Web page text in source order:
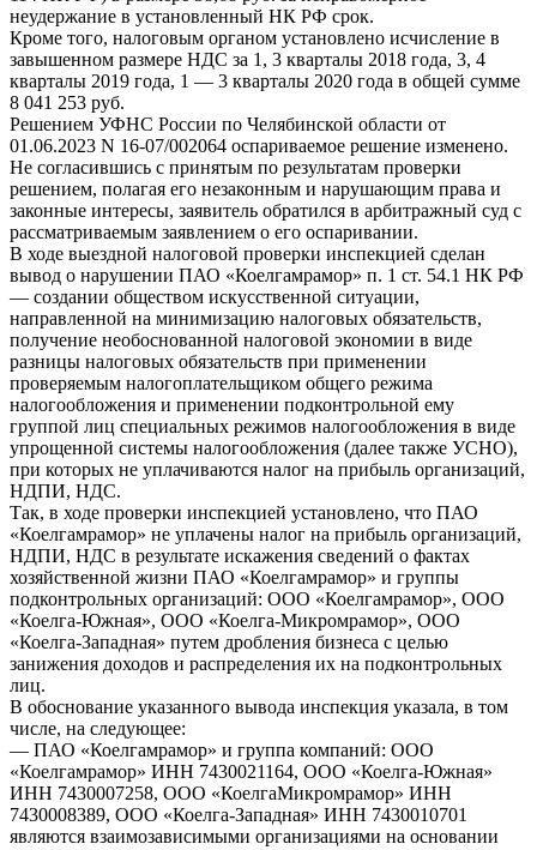
неудержание в установленный НК РФ срок.
Кроме того, налоговым органом установлено исчисление в
завышенном размере НДС за 1, 3 кварталы 2018 года, 3, 4
кварталы 2019 года, 1 — 3 кварталы 2020 года в общей сумме
8 041 253 руб.
Решением УФНС России по Челябинской области от
01.06.2023 N 16-07/002064 оспариваемое решение изменено.
Не согласившись с принятым по результатам проверки
решением, полагая его незаконным и нарушающим права и
законные интересы, заявитель обратился в арбитражный суд с
рассматриваемым заявлением о его оспаривании.
В ходе выездной налоговой проверки инспекцией сделан
вывод о нарушении ПАО «Коелгамрамор» п. 1 ст. 54.1 НК РФ
— создании обществом искусственной ситуации,
направленной на минимизацию налоговых обязательств,
получение необоснованной налоговой экономии в виде
разницы налоговых обязательств при применении
проверяемым налогоплательщиком общего режима
налогообложения и применении подконтрольной ему
группой лиц специальных режимов налогообложения в виде
упрощенной системы налогообложения (далее также УСНО),
при которых не уплачиваются налог на прибыль организаций,
НДПИ, НДС.
Так, в ходе проверки инспекцией установлено, что ПАО
«Коелгамрамор» не уплачены налог на прибыль организаций,
НДПИ, НДС в результате искажения сведений о фактах
хозяйственной жизни ПАО «Коелгамрамор» и группы
подконтрольных организаций: ООО «Коелгамрамор», ООО
«Коелга-Южная», ООО «Коелга-Микромрамор», ООО
«Коелга-Западная» путем дробления бизнеса с целью
занижения доходов и распределения их на подконтрольных
лиц.
В обоснование указанного вывода инспекция указала, в том
числе, на следующее:
— ПАО «Коелгамрамор» и группа компаний: ООО
«Коелгамрамор» ИНН 7430021164, ООО «Коелга-Южная»
ИНН 7430007258, ООО «КоелгаМикромрамор» ИНН
7430008389, ООО «Коелга-Западная» ИНН 7430010701
являются взаимозависимыми организациями на основании